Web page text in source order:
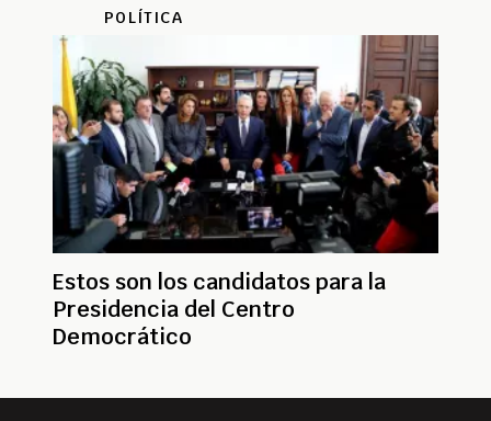
POLÍTICA
Estos son los candidatos para la
Presidencia del Centro
Democrático